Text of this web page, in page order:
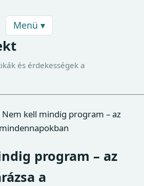
Menü ▾
és érdekességek a
Nem kell mindig program – az
program – az
a